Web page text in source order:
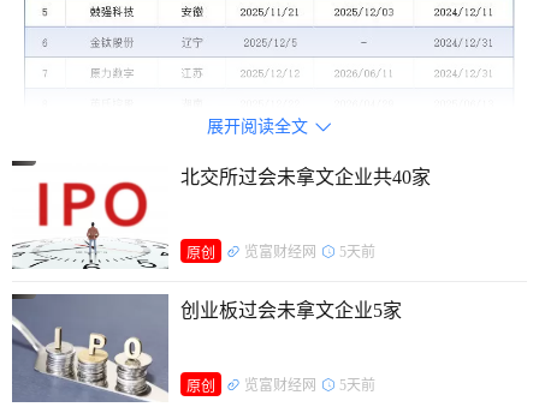
展开阅读全文 
北交所过会未拿文企业共40家
原创 览富财经网 5天前
创业板过会未拿文企业5家
原创 览富财经网 5天前